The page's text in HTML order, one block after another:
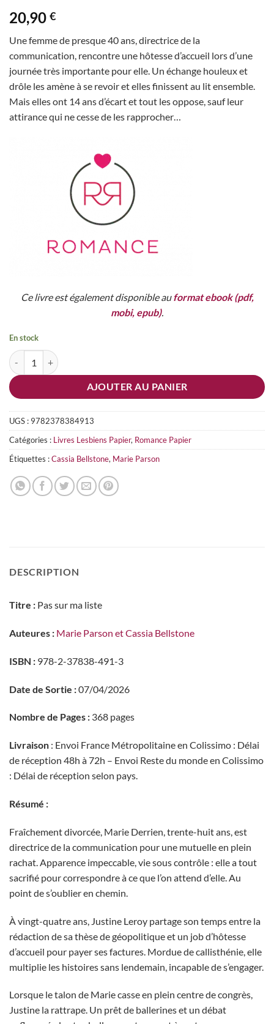
5 basé sur
notations
client
20,90 €
Une femme de presque 40 ans, directrice de la
communication, rencontre une hôtesse d’accueil lors d’une
journée très importante pour elle. Un échange houleux et
drôle les amène à se revoir et elles finissent au lit ensemble.
Mais elles ont 14 ans d’écart et tout les oppose, sauf leur
attirance qui ne cesse de les rapprocher…
Ce livre est également disponible auformat ebook (pdf,
mobi, epub).
En stock
quantité de Pas sur ma liste - Format papier
AJOUTER AU PANIER
UGS : 9782378384913
Catégories : Livres Lesbiens Papier, Romance Papier
Étiquettes :Cassia Bellstone, Marie Parson
DESCRIPTION
Titre : Pas sur ma liste
Auteures : Marie Parson et Cassia Bellstone
ISBN : 978-2-37838-491-3
Date de Sortie :07/04/2026
Nombre de Pages : 368 pages
Livraison : Envoi France Métropolitaine en Colissimo : Délai
de réception 48h à 72h – Envoi Reste du monde en Colissimo
: Délai de réception selon pays.
Résumé :
Fraîchement divorcée, Marie Derrien, trente-huit ans, est
directrice de la communication pour une mutuelle en plein
rachat. Apparence impeccable, vie sous contrôle : elle a tout
sacrifié pour correspondre à ce que l’on attend d’elle. Au
point de s’oublier en chemin.
À vingt-quatre ans, Justine Leroy partage son temps entre la
rédaction de sa thèse de géopolitique et un job d’hôtesse
d’accueil pour payer ses factures. Mordue de callisthénie, elle
multiplie les histoires sans lendemain, incapable de s’engager.
Lorsque le talon de Marie casse en plein centre de congrès,
Justine la rattrape. Un prêt de ballerines et un débat